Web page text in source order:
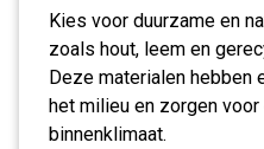
Kies voor duurzame en
zoals hout, leem en
Deze materialen hebben
het milieu en zorgen
binnenklimaat.